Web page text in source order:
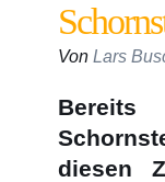
Von Lars
diesen